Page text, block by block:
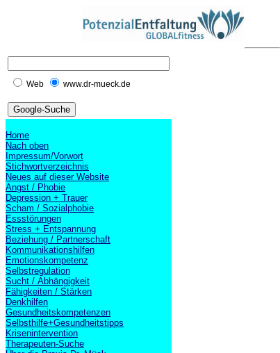
Web www.dr-mueck.de
Home
Nach oben
Impressum/Vorwort
Stichwortverzeichnis
Neues auf dieser Website
Angst / Phobie
Depression + Trauer
Scham / Sozialphobie
Essstörungen
Stress + Entspannung
Beziehung / Partnerschaft
Kommunikationshilfen
Emotionskompetenz
Selbstregulation
Sucht / Abhängigkeit
Fähigkeiten / Stärken
Denkhilfen
Gesundheitskompetenzen
Selbsthilfe+Gesundheitstipps
Krisenintervention
Therapeuten-Suche